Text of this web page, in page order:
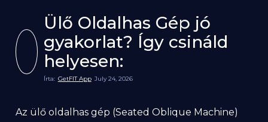
Ülő Oldalhas Gép jó
gyakorlat? Így csináld
helyesen:
Írta: GetFIT App July 24, 2026
Az ülő oldalhas gép (Seated Oblique Machine)